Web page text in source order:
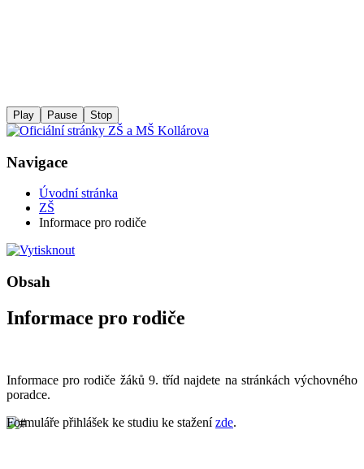
Play Pause Stop
Navigace
Úvodní stránka
ZŠ
Informace pro rodiče
Obsah
Informace pro rodiče
Informace pro rodiče žáků 9. tříd najdete na stránkách výchovného
poradce.
Formuláře přihlášek ke studiu ke staženízde.